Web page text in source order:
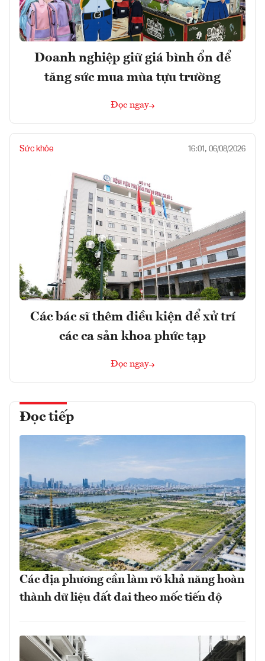
Doanh nghiệp giữ giá bình ổn để
tăng sức mua mùa tựu trường
Đọc ngay
Sức khỏe 16:01, 06/08/2026
Các bác sĩ thêm điều kiện để xử trí
các ca sản khoa phức tạp
Đọc ngay
Đọc tiếp
Các địa phương cần làm rõ khả năng hoàn
thành dữ liệu đất đai theo mốc tiến độ